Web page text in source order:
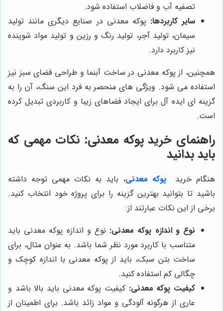
تصفیه آب و فاضلاب استفاده شود.
سایر کاربردها: پوکه معدنی در صنایع دیگری مانند تولید
سیمان، تولید آجر، تولید رنگ و رزین و تولید مواد شوینده
نیز کاربرد دارد.
همچنین، از پوکه معدنی در ساخت آبنما و طراحی فضای سبز نیز
استفاده می شود. ویژگی های منحصر به فرد این سنگ، آن را به
گزینه ای ایده آل برای ایجاد فضاهای زیبا و کاربردی تبدیل کرده
است.
راهنمای خرید پوکه معدنی: نکات مهمی که
باید بدانید
هنگام خرید پوکه معدنی، باید به نکات مهمی توجه داشته
باشید تا بتوانید بهترین گزینه را برای پروژه خود انتخاب کنید.
برخی از این نکات عبارتند از:
نوع و اندازه پوکه معدنی: نوع و اندازه پوکه معدنی باید
متناسب با کاربرد مورد نظر شما باشد. به عنوان مثال، برای
ساخت بتن سبک، باید از پوکه معدنی با اندازه کوچک و
چگالی کم استفاده کنید.
کیفیت پوکه معدنی: کیفیت پوکه معدنی باید بالا باشد و
عاری از هرگونه آلودگی و مواد زائد باشد. برای اطمینان از